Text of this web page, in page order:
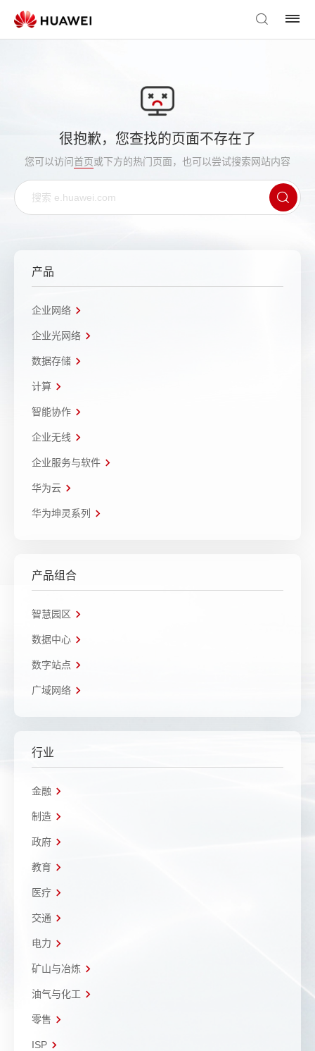
很抱歉，您查找的页面不存在了
您可以访问首页或下方的热门页面，也可以尝试搜索网站内容
产品
企业网络
企业光网络
数据存储
计算
智能协作
企业无线
企业服务与软件
华为云
华为坤灵系列
产品组合
智慧园区
数据中心
数字站点
广域网络
行业
金融
制造
政府
教育
医疗
交通
电力
矿山与冶炼
油气与化工
零售
ISP